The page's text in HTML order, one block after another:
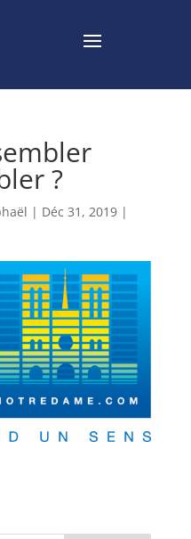
?
| Déc 31, 2019|